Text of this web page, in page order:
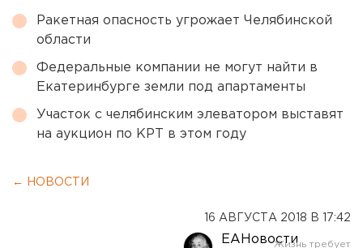
Ракетная опасность угрожает Челябинской
области
Федеральные компании не могут найти в
Екатеринбурге земли под апартаменты
Участок с челябинским элеватором выставят
на аукцион по КРТ в этом году
← НОВОСТИ
16 АВГУСТА 2018 В 17:42
ЕАНовости